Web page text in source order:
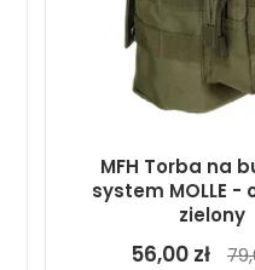
MFH Torba na
system MOLLE -
zielony
56,00 zł